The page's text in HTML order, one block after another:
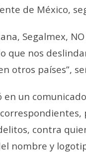
de México,
Segalmex,
que nos
otros países”,
un
contra
nombre y